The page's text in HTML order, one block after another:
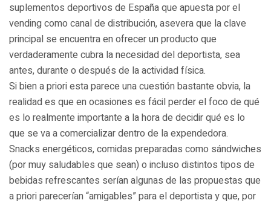
suplementos deportivos de España que apuesta por el
vending como canal de distribución, asevera que la clave
principal se encuentra en ofrecer un producto que
verdaderamente cubra la necesidad del deportista, sea
antes, durante o después de la actividad física.
Si bien a priori esta parece una cuestión bastante obvia, la
realidad es que en ocasiones es fácil perder el foco de qué
es lo realmente importante a la hora de decidir qué es lo
que se va a comercializar dentro de la expendedora.
Snacks energéticos, comidas preparadas como sándwiches
(por muy saludables que sean) o incluso distintos tipos de
bebidas refrescantes serían algunas de las propuestas que
a priori parecerían “amigables” para el deportista y que, por